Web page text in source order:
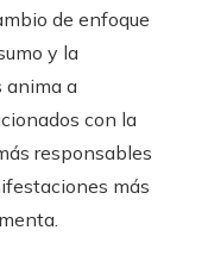
de enfoque
y la
anima a
con la
responsables
más